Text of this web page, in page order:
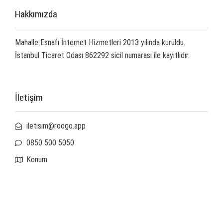
Hakkımızda
Mahalle Esnafı İnternet Hizmetleri 2013 yılında kuruldu.
İstanbul Ticaret Odası 862292 sicil numarası ile kayıtlıdır.
İletişim
iletisim@roogo.app
0850 500 5050
Konum